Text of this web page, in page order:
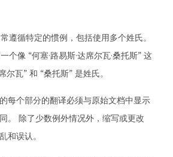
遵循特定的惯例，包括使用多个姓氏。
个像 “何塞·路易斯·达席尔瓦·桑托斯” 这
瓦” 和 “桑托斯” 是姓氏。
每个部分的翻译必须与原始文档中显示
。 除了少数例外情况外，缩写或更改
和误认。